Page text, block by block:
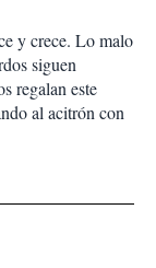
y crece. Lo malo
siguen
regalan este
al acitrón con